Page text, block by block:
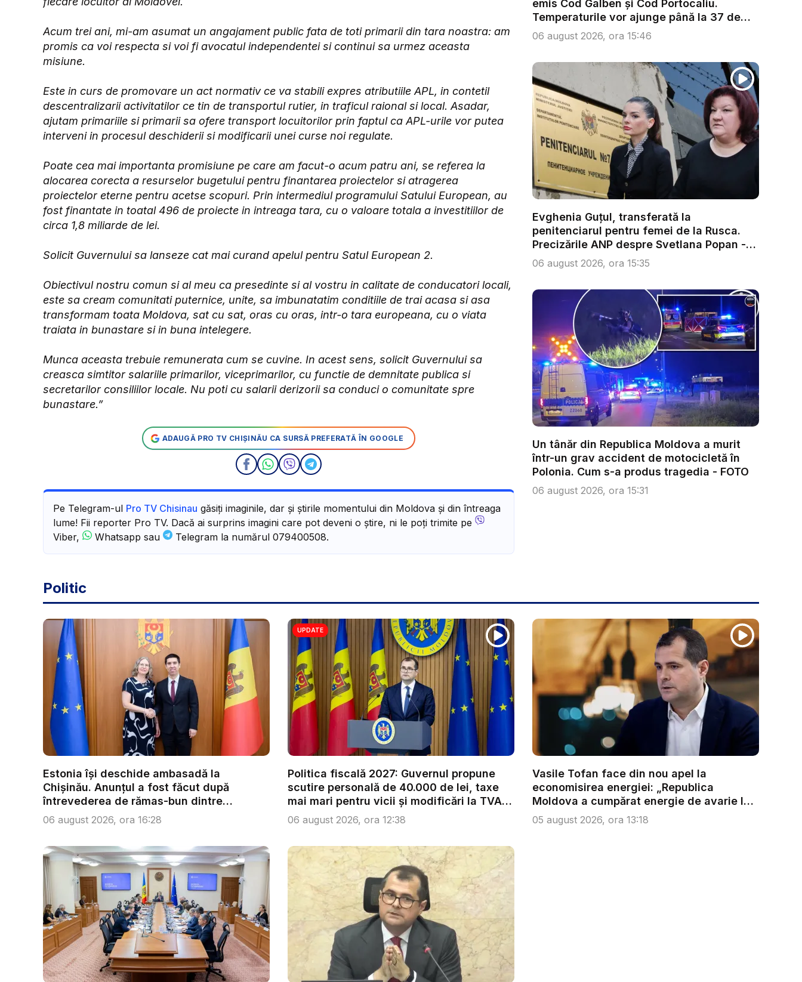
Acum trei ani, mi-am asumat un angajament public fata de toti primarii din tara noastra: am
promis ca voi respecta si voi fi avocatul independentei si continui sa urmez aceasta
misiune.
Este in curs de promovare un act normativ ce va stabili expres atributiile APL, in contetil
descentralizarii activitatilor ce tin de transportul rutier, in traficul raional si local. Asadar,
ajutam primariile si primarii sa ofere transport locuitorilor prin faptul ca APL-urile vor putea
interveni in procesul deschiderii si modificarii unei curse noi regulate.
Poate cea mai importanta promisiune pe care am facut-o acum patru ani, se referea la
alocarea corecta a resurselor bugetului pentru finantarea proiectelor si atragerea
proiectelor eterne pentru acetse scopuri. Prin intermediul programului Satului European, au
fost finantate in toatal 496 de proiecte in intreaga tara, cu o valoare totala a investitiilor de
circa 1,8 miliarde de lei.
Solicit Guvernului sa lanseze cat mai curand apelul pentru Satul European 2.
Obiectivul nostru comun si al meu ca presedinte si al vostru in calitate de conducatori locali,
este sa cream comunitati puternice, unite, sa imbunatatim conditiile de trai acasa si asa
transformam toata Moldova, sat cu sat, oras cu oras, intr-o tara europeana, cu o viata
traiata in bunastare si in buna intelegere.
Munca aceasta trebuie remunerata cum se cuvine. In acest sens, solicit Guvernului sa
creasca simtitor salariile primarilor, viceprimarilor, cu functie de demnitate publica si
secretarilor consiliilor locale. Nu poti cu salarii derizorii sa conduci o comunitate spre
bunastare.”
ADAUGĂ PRO TV CHIȘINĂU CA SURSĂ PREFERATĂ ÎN GOOGLE
Pe Telegram-ul Pro TV Chisinau găsiți imaginile, dar și știrile momentului din Moldova și din întreaga
lume! Fii reporter Pro TV. Dacă ai surprins imagini care pot deveni o știre, ni le poți trimite pe
Viber,
Whatsapp sau Telegram la numărul 079400508.
emis Cod Galben și Cod Portocaliu.
Temperaturile vor ajunge până la 37 de
g...
06 august 2026, ora 15:46
Evghenia Guțul, transferată la
penitenciarul pentru femei de la Rusca.
Precizările ANP despre Svetlana Popan -
V...
06 august 2026, ora 15:35
Un tânăr din Republica Moldova a murit
într-un grav accident de motocicletă în
Polonia. Cum s-a produs tragedia - FOTO
06 august 2026, ora 15:31
Politic
Estonia își deschide ambasadă la
Chișinău. Anunțul a fost făcut după
întrevederea de rămas-bun dintre
ministr...
06 august 2026, ora 16:28
UPDATE
Politica fiscală 2027: Guvernul propune
scutire personală de 40.000 de lei, taxe
mai mari pentru vicii și modificări la TVA.
...
06 august 2026, ora 12:38
Vasile Tofan face din nou apel la
economisirea energiei: „Republica
Moldova a cumpărat energie de avarie la
...
05 august 2026, ora 13:18